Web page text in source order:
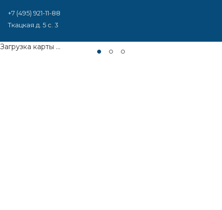
+7 (495) 921-11-88
Ткацкая д. 5 с. 3
Загрузка карты ...